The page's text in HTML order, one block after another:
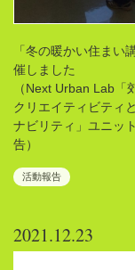
「冬の暖かい住まい
催しました
（Next Urban Lab「
クリエイティビティ
ナビリティ」ユニッ
告）
活動報告
2021.12.23